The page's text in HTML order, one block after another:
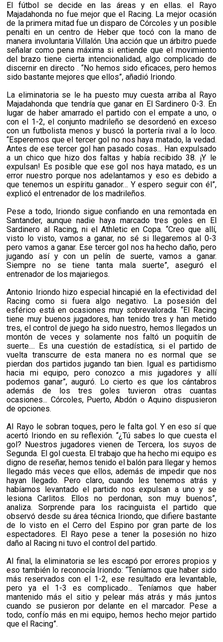
El fútbol se decide en las áreas y en ellas. el Rayo
Majadahonda no fue mejor que el Racing. La mejor ocasión
de la primera mitad fue un disparo de Córcoles y un posible
penalti en un centro de Heber que tocó con la mano de
manera involuntaria Villalón. Una acción que un árbitro puede
señalar como pena máxima si entiende que el movimiento
del brazo tiene cierta intencionalidad, algo complicado de
discernir en directo . “No hemos sido eficaces, pero hemos
sido bastante mejores que ellos”, añadió Iriondo.
La eliminatoria se le ha puesto muy cuesta arriba al Rayo
Majadahonda que tendría que ganar en El Sardinero 0-3. En
lugar de haber amarrado el partido con el empate a uno, o
con el 1-2, el conjunto madrileño se desordenó en exceso
con un futbolista menos y buscó la portería rival a lo loco.
“Esperemos que el tercer gol no nos haya matado, la vedad.
Antes de ese tercer gol han pasado cosas... Han expulsado
a un chico que hizo dos faltas y había recibido 38. ¡Y le
expulsan! Es posible que ese gol nos haya matado, es un
error nuestro porque nos adelantamos y eso es debido a
que tenemos un espíritu ganador… Y espero seguir con él”,
explicó el entrenador de los madrileños.
Pese a todo, Iriondo sigue confiando en una remontada en
Santander, aunque nadie haya marcado tres goles en El
Sardinero al Racing, ni el Athletic en Copa. “Creo que allí,
visto lo visto, vamos a ganar, no sé si llegaremos al 0-3
pero vamos a ganar. Ese tercer gol nos ha hecho daño, pero
jugando así y con un pelín de suerte, vamos a ganar.
Siempre no se tiene tanta mala suerte”, aseguró el
entrenador de los majariegos.
Antonio Iriondo hizo especial hincapié en la efectividad del
Racing como si fuera algo negativo. La posesión del
esférico está en ocasiones muy sobrevalorada. “El Racing
tiene muy buenos jugadores, han tenido tres y han metido
tres, el control de juego ha sido nuestro, hemos llegados un
montón de veces y solamente nos faltó un poquitín de
suerte.... Es una cuestión de estadística, si el partido de
vuelta transcurre de esta manera no es normal que se
pierdan dos partidos jugando tan bien. Igual es partidismo
hacia mi equipo, pero conozco a mis jugadores y allí
podemos ganar”, auguró. Lo cierto es que los cántabros
además de los tres goles tuvieron otras cuantas
ocasiones... Córcoles, Puerto, Abdón o Aquino dispusieron
de opciones.
Al Rayo le sobran toques, pero le falta gol. Y en eso sí que
acertó Iriondo en su reflexión. “¿Tú sabes lo que cuesta el
gol? Nuestros jugadores vienen de Tercera, los suyos de
Segunda. El gol cuesta. El trabajo que ha hecho mi equipo es
digno de reseñar, hemos tenido el balón para llegar y hemos
llegado más veces que ellos, además de impedir que nos
hayan llegado. Pero claro, cuando les tenemos atrás y
habíamos levantado el partido nos expulsan a uno y se
lesiona Carlitos. Ellos no perdonan, son muy buenos”,
analiza. Sorprende para los racinguista el partido que
observó desde su área técnica Iriondo, que difiere bastante
de lo visto en el Cerro del Espino por gran parte de los
espectadores. El Rayo pese a tener la posesión no hizo
daño al Racing ni tuvo el control del partido.
Al final, la eliminatoria se les escapó por errores propios y
eso también lo reconocía Iriondo: “Teníamos que haber sido
más reservados con el 1-2, ese resultado era levantable,
pero ya el 1-3 es complicado... Teníamos que haber
mantenido más el sitio y pelear más atrás y más juntos
cuando se pusieron por delante en el marcador. Pese a
todo, confío más en mi equipo, hemos hecho mejor partido
que el Racing”.